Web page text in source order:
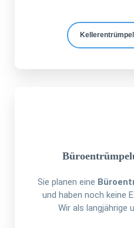
Sie planen eine
und haben noch keine
Wir als langjährige